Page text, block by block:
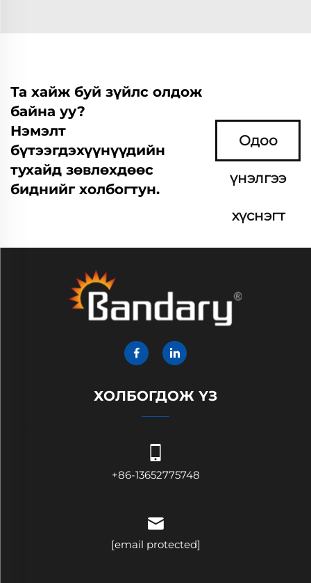
Та хайж буй зүйлс олдож
байна уу?
Нэмэлт
бүтээгдэхүүнүүдийн
тухайд зөвлөхдөөс
биднийг холбогтун.
Одоо
үнэлгээ
хүснэгт
ХОЛБОГДОЖ ҮЗ
+86-13652775748
[email protected]